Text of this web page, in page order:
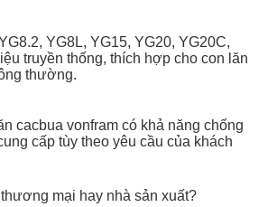
YG8L, YG15, YG20, YG20C,
truyền thống, thích hợp cho con lăn
thường.
cacbua vonfram có khả năng chống
cấp tùy theo yêu cầu của khách
mại hay nhà sản xuất?